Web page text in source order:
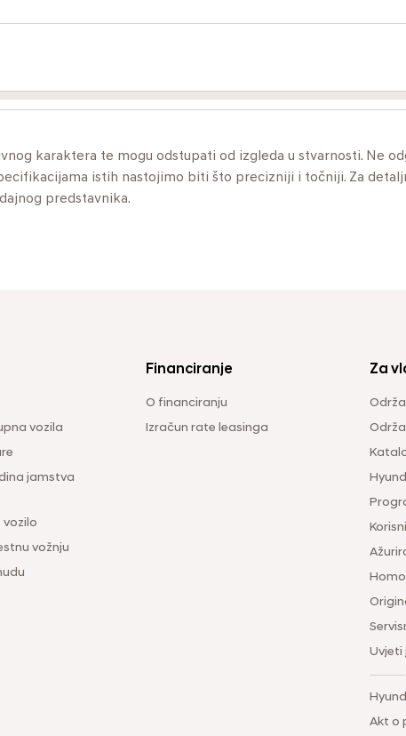
karaktera te mogu odstupati od izgleda u stvarnosti. Ne
istih nastojimo biti što precizniji i točniji. Za
predstavnika.
vozila
jamstva
vozilo
vožnju
Financiranje
O financiranju
Izračun rate leasinga
Za
Uvjeti
Akt o